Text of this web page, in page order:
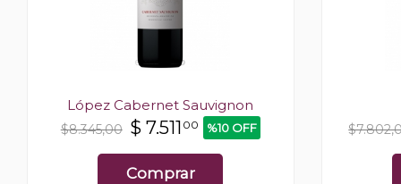
López Cabernet Sauvignon
$8.345,00 $ 7.511 00 %10 OFF
Comprar